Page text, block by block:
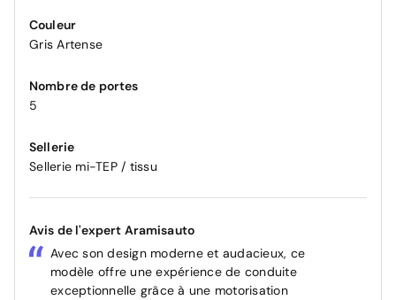
Couleur
Gris Artense
Nombre de portes
5
Sellerie
Sellerie mi-TEP / tissu
Avis de l'expert Aramisauto
Avec son design moderne et audacieux, ce
modèle offre une expérience de conduite
exceptionnelle grâce à une motorisation